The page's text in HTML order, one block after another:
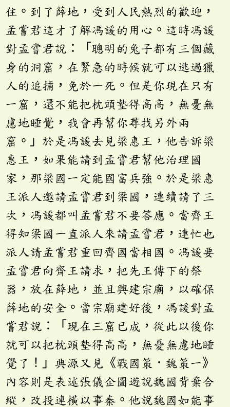
住。到了薛地，受到人民熱烈的歡迎，
孟嘗君這才了解馮諼的用心。這時馮諼
對孟嘗君說：「聰明的兔子都有三個藏
身的洞窟，在緊急的時候就可以逃過獵
人的追捕，免於一死。但是你現在只有
一窟，還不能把枕頭墊得高高，無憂無
慮地睡覺，我會再幫你尋找另外兩
窟。」於是馮諼去見梁惠王，他告訴梁
惠王，如果能請到孟嘗君幫他治理國
家，那梁國一定能國富兵強。於是梁惠
王派人邀請孟嘗君到梁國，連續請了三
次，馮諼都叫孟嘗君不要答應。當齊王
得知梁國一直派人來請孟嘗君，連忙也
派人請孟嘗君重回齊國當相國。馮諼要
孟嘗君向齊王請求，把先王傳下的祭
器，放在薛地，並且興建宗廟，以確保
薛地的安全。當宗廟建好後，馮諼對孟
嘗君說：「現在三窟已成，從此以後你
就可以把枕頭墊得高高，無憂無慮地睡
覺了！」典源又見《戰國策．魏策一》
內容則是表述張儀企圖遊說魏國背棄合
縱，改投連橫以事秦。他說魏國如能事